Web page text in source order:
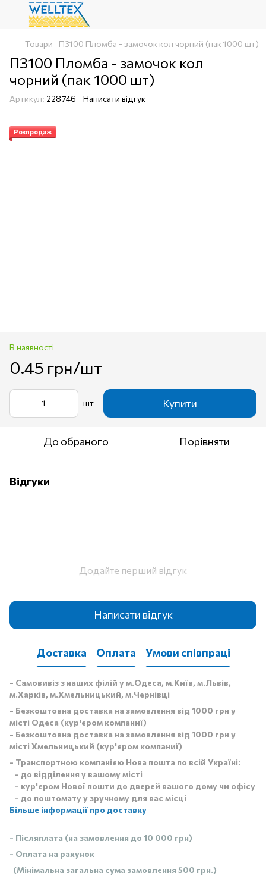
Товари П3100 Пломба - замочок кол чорний (пак 1000 шт)
П3100 Пломба - замочок кол
чорний (пак 1000 шт)
Артикул: 228746 Написати відгук
Розпродаж
В наявності
0.45 грн/шт
шт Купити
До обраного Порівняти
Відгуки
Додайте перший відгук
Написати відгук
Доставка Оплата Умови співпраці
- Самовивіз з наших філій у м.Одеса, м.Київ, м.Львів,
м.Харків, м.Хмельницький, м.Чернівці
- Безкоштовна доставка на замовлення від 1000 грн у
місті Одеса (кур'єром компаниї)
- Безкоштовна доставка на замовлення від 1000 грн у
місті Хмельницький (кур'єром компаниї)
- Транспортною компанією Нова пошта по всій Україні:
- до відділення у вашому місті
- кур'єром Нової пошти до дверей вашого дому чи офісу
- до поштомату у зручному для вас місці
Більше інформації про доставку
- Післяплата (на замовлення до 10 000 грн)
- Оплата на рахунок
(Мінімальна загальна сума замовлення 500 грн.)